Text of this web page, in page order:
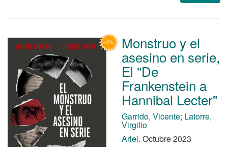
Monstruo y el
asesino en serie,
El "De
Frankenstein a
Hannibal Lecter"
Garrido, Vicente; Latorre,
Virgilio
Ariel. Octubre 2023